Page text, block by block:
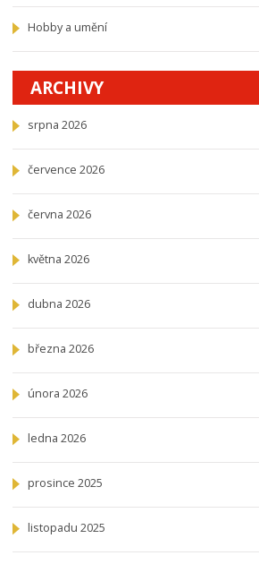
Hobby a umění
ARCHIVY
srpna 2026
července 2026
června 2026
května 2026
dubna 2026
března 2026
února 2026
ledna 2026
prosince 2025
listopadu 2025